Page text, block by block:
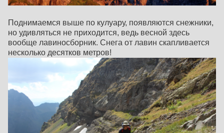
Поднимаемся выше по кулуару, появляются снежники,
но удивляться не приходится, ведь весной здесь
вообще лавиносборник. Снега от лавин скапливается
несколько десятков метров!